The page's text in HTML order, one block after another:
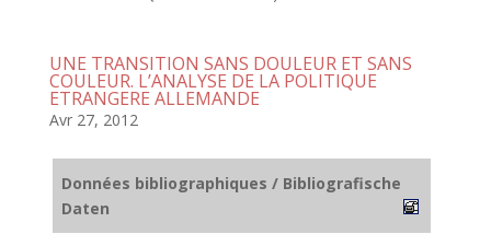
UNE TRANSITION SANS DOULEUR ET SANS
COULEUR. L’ANALYSE DE LA POLITIQUE
ETRANGERE ALLEMANDE
Avr 27, 2012
Données bibliographiques / Bibliografische
Daten